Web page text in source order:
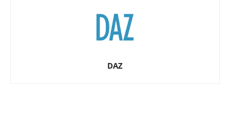
DAZ